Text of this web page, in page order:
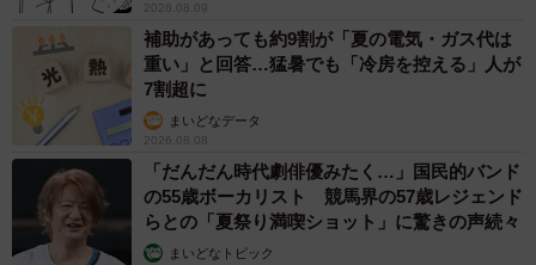
ったあとに自宅でポテトとナゲットとバーガーをコークハ
イと共に流し込んだら痺れます。あとは今回のように休日
の前夜はマックでお手軽に１杯やりがちです。車通勤なの
でドライブスルーで受け取ってウキウキで帰ります。
2026.08.09
補助があっても約9割が「夏の電気・ガス代は
重い」と回答…猛暑でも「冷房を控える」人が
7割超に
まいどなデータ
2026.08.08
「だんだん時代劇俳優みたく…」国民的バンド
の55歳ボーカリスト 競馬界の57歳レジェンド
らとの「夏祭り満喫ショット」に驚きの声続々
まいどなトピック